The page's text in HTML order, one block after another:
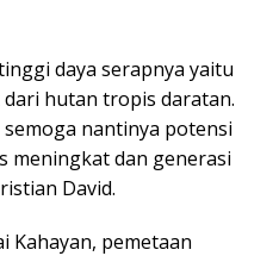
daya serapnya yaitu
hutan tropis daratan.
nantinya potensi
meningkat dan generasi
David.
Kahayan, pemetaan